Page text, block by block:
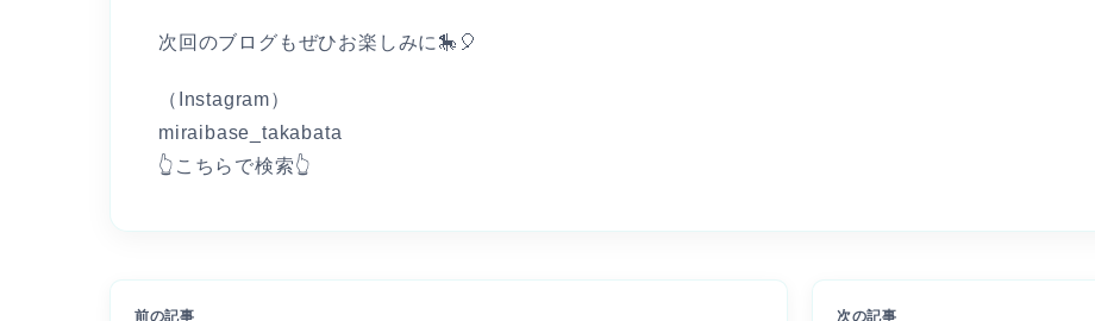
次回のブログもぜひお楽しみに🎠🎈
（Instagram）
miraibase_takabata
👆こちらで検索👆
前の記事 次の記事